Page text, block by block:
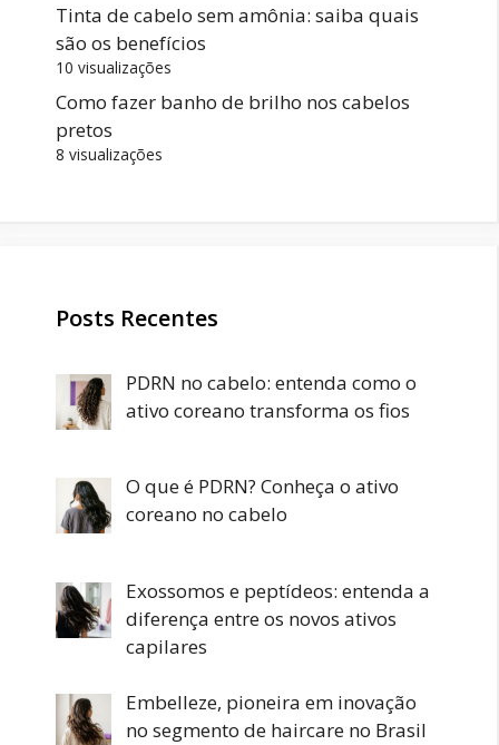
Tinta de cabelo sem amônia: saiba quais
são os benefícios
10 visualizações
Como fazer banho de brilho nos cabelos
pretos
8 visualizações
Posts Recentes
PDRN no cabelo: entenda como o
ativo coreano transforma os fios
O que é PDRN? Conheça o ativo
coreano no cabelo
Exossomos e peptídeos: entenda a
diferença entre os novos ativos
capilares
Embelleze, pioneira em inovação
no segmento de haircare no Brasil